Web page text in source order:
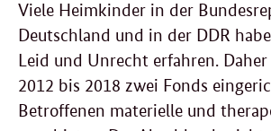
2019
Viele Heimkinder in der
Deutschland und in der DDR
Leid und Unrecht erfahren.
2012 bis 2018 zwei Fonds
Betroffenen materielle und